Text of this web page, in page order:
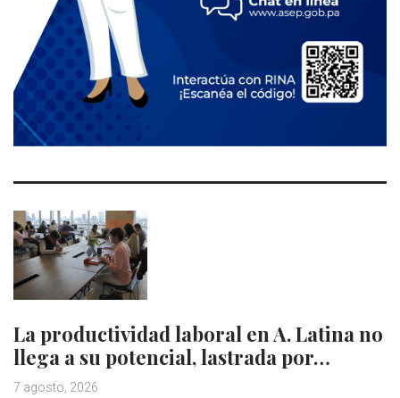
La productividad laboral en A. Latina no
llega a su potencial, lastrada por…
7 agosto, 2026